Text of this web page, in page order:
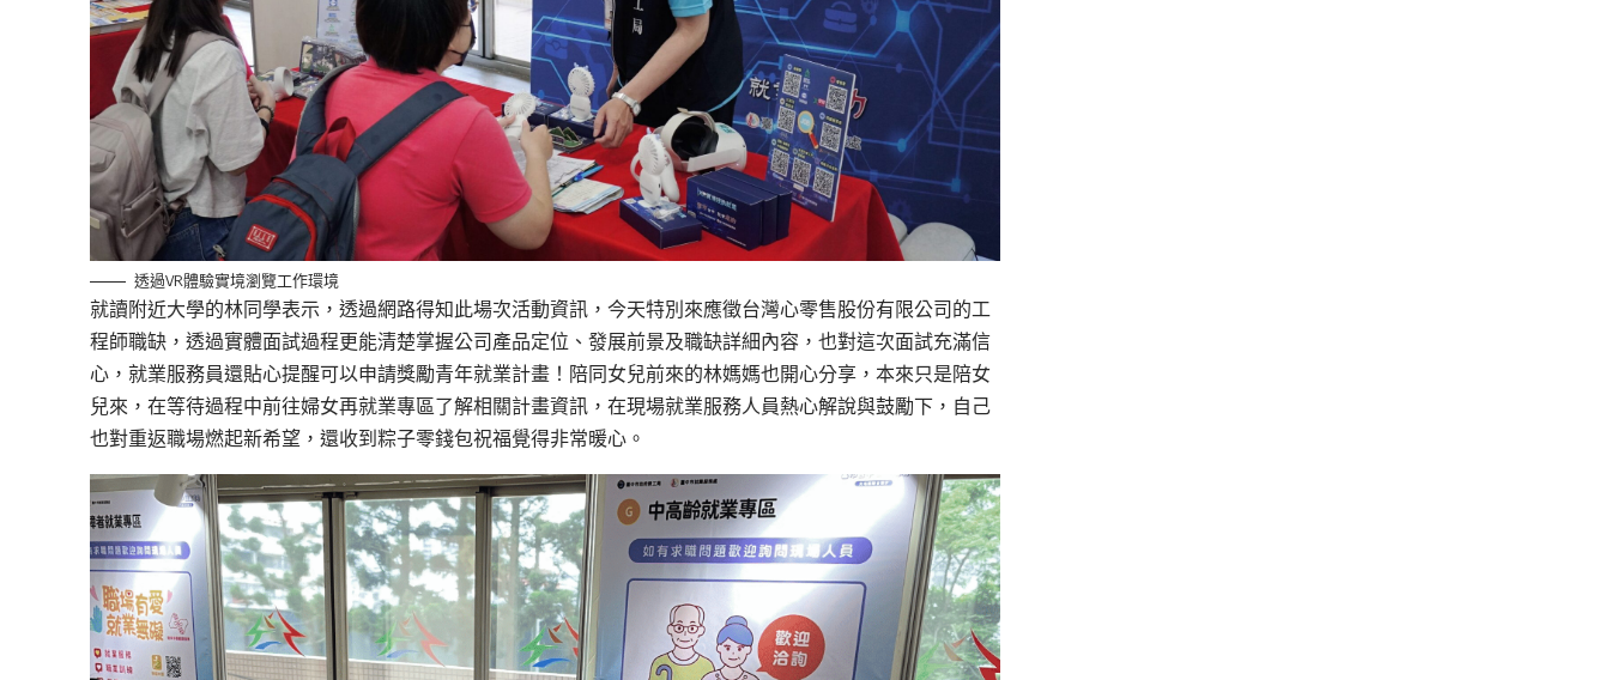
透過VR體驗實境瀏覽工作環境
就讀附近大學的林同學表示，透過網路得知此場次活動資訊，今天特別來應徵台灣心零售股份有限公司的工
程師職缺，透過實體面試過程更能清楚掌握公司產品定位、發展前景及職缺詳細內容，也對這次面試充滿信
心，就業服務員還貼心提醒可以申請獎勵青年就業計畫！陪同女兒前來的林媽媽也開心分享，本來只是陪女
兒來，在等待過程中前往婦女再就業專區了解相關計畫資訊，在現場就業服務人員熱心解說與鼓勵下，自己
也對重返職場燃起新希望，還收到粽子零錢包祝福覺得非常暖心。